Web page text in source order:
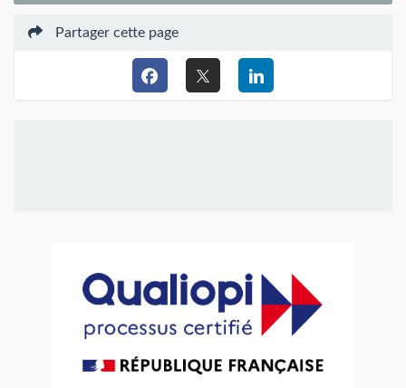
Partager cette page